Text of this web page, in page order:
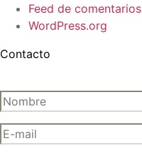
Feed de comentarios
WordPress.org
Contacto